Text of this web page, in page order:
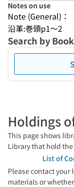
Notes on use
Note (General)：
沿革:巻頭p1〜2
Search by
Holdings
This page shows
Library that hold
List of
Please contact
materials or